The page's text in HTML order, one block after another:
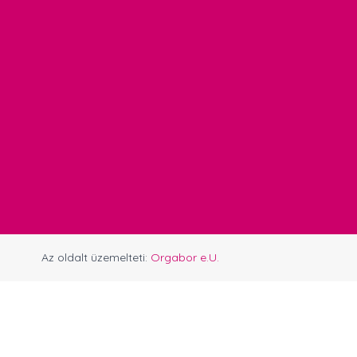
Az oldalt üzemelteti: Orgabor e.U.